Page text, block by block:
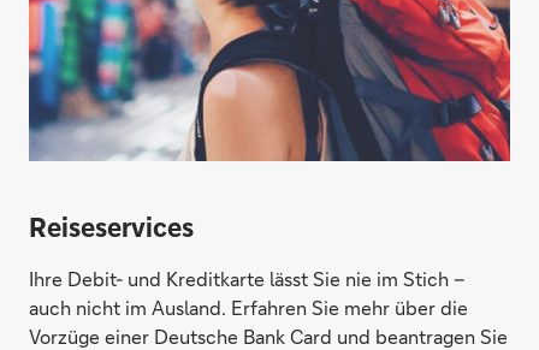
Reiseservices
Ihre Debit- und Kreditkarte lässt Sie nie im Stich –
auch nicht im Ausland. Erfahren Sie mehr über die
Vorzüge einer Deutsche Bank Card und beantragen Sie